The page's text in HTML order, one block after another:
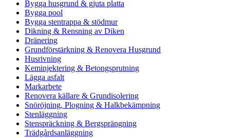
Bygga husgrund & gjuta platta
Bygga pool
Bygga stentrappa & stödmur
Dikning & Rensning av Diken
Dränering
Grundförstärkning & Renovera Husgrund
Husrivning
Keminjektering & Betongsprutning
Lägga asfalt
Markarbete
Renovera källare & Grundisolering
Snöröjning, Plogning & Halkbekämpning
Stenläggning
Stenspräckning & Bergsprängning
Trädgårdsanläggning